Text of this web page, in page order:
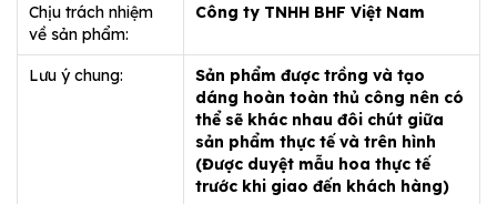
Chịu trách nhiệm
về sản phẩm:
Công ty TNHH BHF Việt Nam
Lưu ý chung:
Sản phẩm được trồng và tạo
dáng hoàn toàn thủ công nên có
thể sẽ khác nhau đôi chút giữa
sản phẩm thực tế và trên hình
(Được duyệt mẫu hoa thực tế
trước khi giao đến khách hàng)